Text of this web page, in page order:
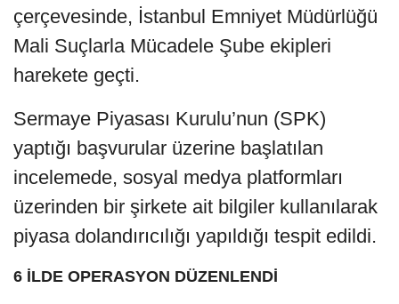
çerçevesinde, İstanbul Emniyet Müdürlüğü
Mali Suçlarla Mücadele Şube ekipleri
harekete geçti.
Sermaye Piyasası Kurulu’nun (SPK)
yaptığı başvurular üzerine başlatılan
incelemede, sosyal medya platformları
üzerinden bir şirkete ait bilgiler kullanılarak
piyasa dolandırıcılığı yapıldığı tespit edildi.
6 İLDE OPERASYON DÜZENLENDİ